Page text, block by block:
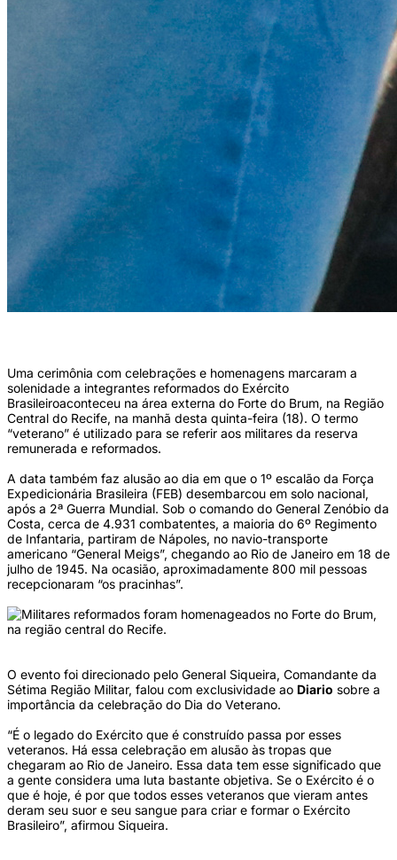
Uma cerimônia com celebrações e homenagens marcaram a
solenidade a integrantes reformados do Exército
Brasileiroaconteceu na área externa do Forte do Brum, na Região
Central do Recife, na manhã desta quinta-feira (18). O termo
“veterano” é utilizado para se referir aos militares da reserva
remunerada e reformados.
A data também faz alusão ao dia em que o 1º escalão da Força
Expedicionária Brasileira (FEB) desembarcou em solo nacional,
após a 2ª Guerra Mundial. Sob o comando do General Zenóbio da
Costa, cerca de 4.931 combatentes, a maioria do 6º Regimento
de Infantaria, partiram de Nápoles, no navio-transporte
americano “General Meigs”, chegando ao Rio de Janeiro em 18 de
julho de 1945. Na ocasião, aproximadamente 800 mil pessoas
recepcionaram “os pracinhas”.
O evento foi direcionado pelo General Siqueira, Comandante da
Sétima Região Militar, falou com exclusividade ao Diario sobre a
importância da celebração do Dia do Veterano.
“É o legado do Exército que é construído passa por esses
veteranos. Há essa celebração em alusão às tropas que
chegaram ao Rio de Janeiro. Essa data tem esse significado que
a gente considera uma luta bastante objetiva. Se o Exército é o
que é hoje, é por que todos esses veteranos que vieram antes
deram seu suor e seu sangue para criar e formar o Exército
Brasileiro”, afirmou Siqueira.